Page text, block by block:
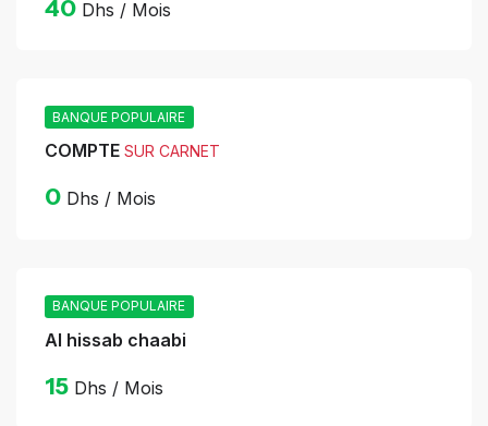
40Dhs / Mois
BANQUE POPULAIRE
COMPTE SUR CARNET
0Dhs / Mois
BANQUE POPULAIRE
Al hissab chaabi
15Dhs / Mois